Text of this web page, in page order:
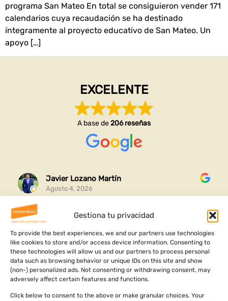
Gestiona tu privacidad
To provide the best experiences, we and our partners use technologies
like cookies to store and/or access device information. Consenting to
these technologies will allow us and our partners to process personal
data such as browsing behavior or unique IDs on this site and show
(non-) personalized ads. Not consenting or withdrawing consent, may
adversely affect certain features and functions.
Click below to consent to the above or make granular choices. Your
programa San Mateo En total se consiguieron vender 171
calendarios cuya recaudación se ha destinado
íntegramente al proyecto educativo de San Mateo. Un
apoyo […]
EXCELENTE
A base de206 reseñas
Javier Lozano Martín
Agosto 4, 2026
Gracias por esta experiencia completa que me habéis
organizado y me ha ayudado a conocer mi raíces y
ver dónde vengo
Ha sido un viaje increíble lleno de aventuras cultura y
aprendizajes personales
Leer más